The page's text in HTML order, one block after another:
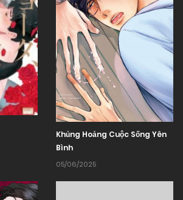
Khủng Hoảng Cuộc Sống Yên
Bình
05/06/2025